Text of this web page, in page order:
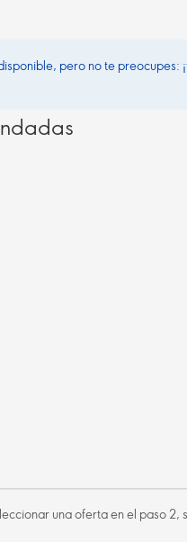
pero no te preocupes:
una oferta en el paso